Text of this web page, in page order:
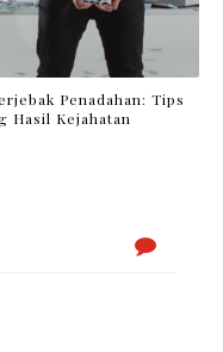
Penadahan: Tips
Hasil Kejahatan